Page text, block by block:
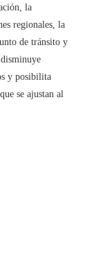
la
regionales, la
de tránsito y
y posibilita
se ajustan al